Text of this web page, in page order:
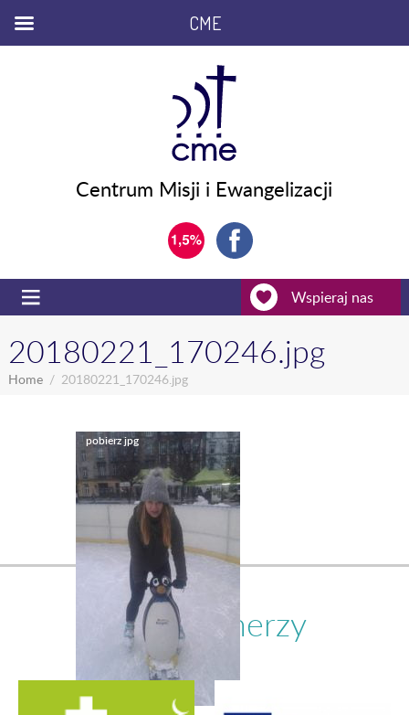
Centrum Misji i Ewangelizacji
Wspieraj nas
20180221_170246.jpg
Home 20180221_170246.jpg
Nasi partnerzy
CME